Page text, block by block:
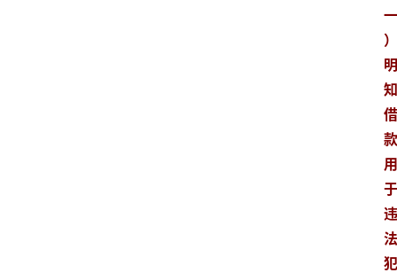
一
）
明
知
借
款
用
于
违
法
犯